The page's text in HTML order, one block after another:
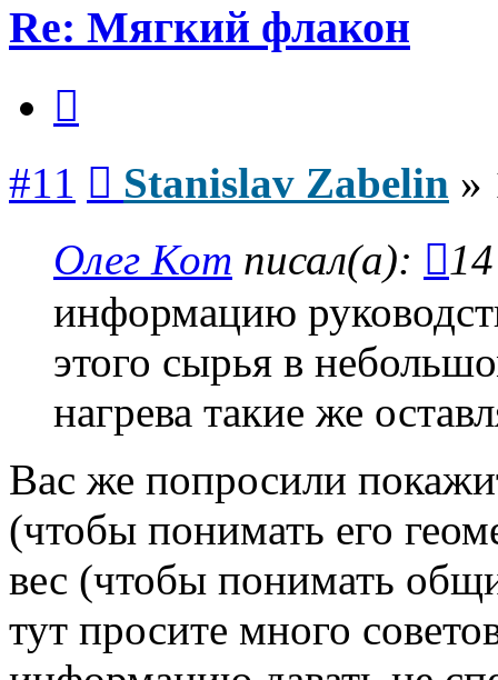
Re: Мягкий флакон
#11 Stanislav Zabelin »
Олег Кот писал(а):
информацию
этого сырья в
нагрева такие же
Вас же попросили
(чтобы понимать его
вес (чтобы понимать
тут просите много